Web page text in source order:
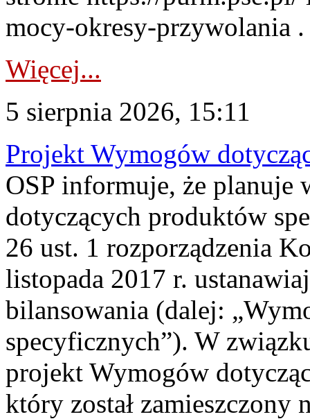
mocy-okresy-przywolania
Więcej...
5 sierpnia 2026, 15:11
Projekt Wymogów
OSP informuje, że planuje
dotyczących produktów
26 ust. 1 rozporządzenia
listopada 2017 r.
bilansowania (dalej:
specyficznych”). W
projekt Wymogów
który został zamieszczony